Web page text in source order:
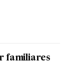
familiares